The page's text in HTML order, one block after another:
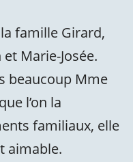
famille Girard,
Marie-Josée.
beaucoup Mme
l’on la
familiaux, elle
aimable.